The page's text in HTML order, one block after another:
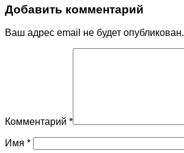
Добавить комментарий
Ваш адрес email не будет опубликован.
Комментарий *
Имя *